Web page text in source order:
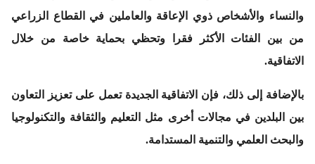
والنساء والأشخاص ذوي الإعاقة والعاملين في القطاع الزراعي
من بين الفئات الأكثر فقرا وتحظي بحماية خاصة من خلال
الاتفاقية.
بالإضافة إلى ذلك، فإن الاتفاقية الجديدة تعمل على تعزيز التعاون
بين البلدين في مجالات أخرى مثل التعليم والثقافة والتكنولوجيا
والبحث العلمي والتنمية المستدامة.